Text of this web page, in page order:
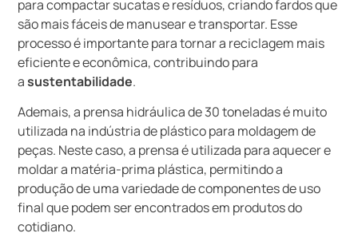
para compactar sucatas e resíduos, criando fardos que
são mais fáceis de manusear e transportar. Esse
processo é importante para tornar a reciclagem mais
eficiente e econômica, contribuindo para
asustentabilidade.
Ademais, a prensa hidráulica de 30 toneladas é muito
utilizada na indústria de plástico para moldagem de
peças. Neste caso, a prensa é utilizada para aquecer e
moldar a matéria-prima plástica, permitindo a
produção de uma variedade de componentes de uso
final que podem ser encontrados em produtos do
cotidiano.